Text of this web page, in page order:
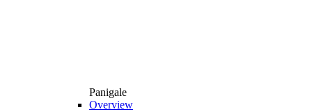
Panigale
Overview